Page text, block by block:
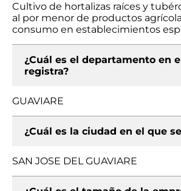
Cultivo de hortalizas raíces y
al por menor de productos
consumo en establecimientos
¿Cuál es el departamento en
registra?
GUAVIARE
¿Cuál es la ciudad en el que
SAN JOSE DEL GUAVIARE